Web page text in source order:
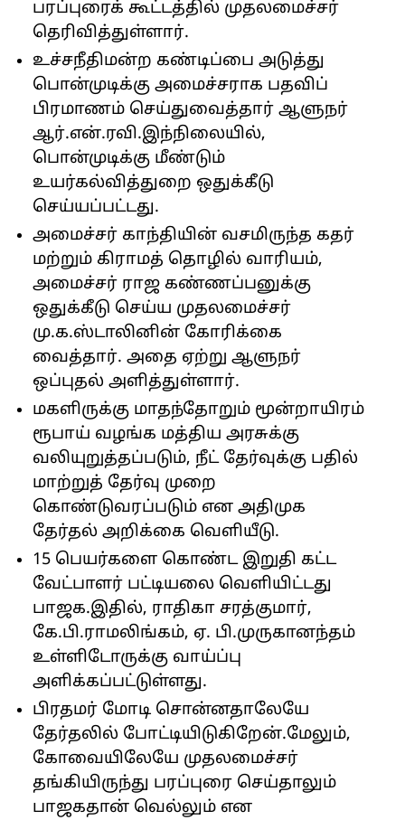
பரப்புரைக் கூட்டத்தில் முதலமைச்சர்
தெரிவித்துள்ளார்.
உச்சநீதிமன்ற கண்டிப்பை அடுத்து
பொன்முடிக்கு அமைச்சராக பதவிப்
பிரமாணம் செய்துவைத்தார் ஆளுநர்
ஆர்.என்.ரவி.இந்நிலையில்,
பொன்முடிக்கு மீண்டும்
உயர்கல்வித்துறை ஒதுக்கீடு
செய்யப்பட்டது.
அமைச்சர் காந்தியின் வசமிருந்த கதர்
மற்றும் கிராமத் தொழில் வாரியம்,
அமைச்சர் ராஜ கண்ணப்பனுக்கு
ஒதுக்கீடு செய்ய முதலமைச்சர்
மு.க.ஸ்டாலினின் கோரிக்கை
வைத்தார். அதை ஏற்று ஆளுநர்
ஒப்புதல் அளித்துள்ளார்.
மகளிருக்கு மாதந்தோறும் மூன்றாயிரம்
ரூபாய் வழங்க மத்திய அரசுக்கு
வலியுறுத்தப்படும், நீட் தேர்வுக்கு பதில்
மாற்றுத் தேர்வு முறை
கொண்டுவரப்படும் என அதிமுக
தேர்தல் அறிக்கை வெளியீடு.
15 பெயர்களை கொண்ட இறுதி கட்ட
வேட்பாளர் பட்டியலை வெளியிட்டது
பாஜக.இதில், ராதிகா சரத்குமார்,
கே.பி.ராமலிங்கம், ஏ. பி.முருகானந்தம்
உள்ளிடோருக்கு வாய்ப்பு
அளிக்கப்பட்டுள்ளது.
பிரதமர் மோடி சொன்னதாலேயே
தேர்தலில் போட்டியிடுகிறேன்.மேலும்,
கோவையிலேயே முதலமைச்சர்
தங்கியிருந்து பரப்புரை செய்தாலும்
பாஜகதான் வெல்லும் என